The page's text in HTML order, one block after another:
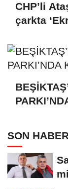
CHP’li
çarkta
SON